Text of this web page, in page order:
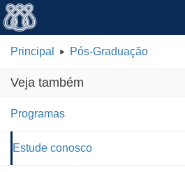
Principal Pós-Graduação
Veja também
Programas
Estude conosco